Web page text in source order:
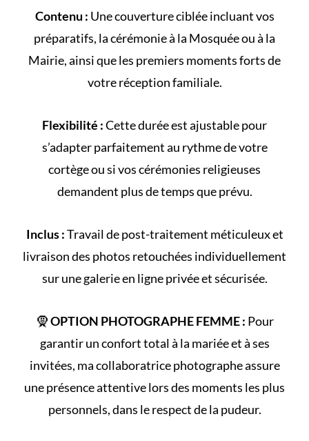
Contenu : Une couverture ciblée incluant vos
préparatifs, la cérémonie à la Mosquéeou à la
Mairie, ainsi que les premiers moments forts de
votreréception familiale.
Flexibilité :Cette durée est ajustable pour
s’adapter parfaitement au rythme de votre
cortègeou si vos cérémonies religieuses
demandent plus de temps que prévu.
Inclus :Travail de post-traitement méticuleux et
livraison des photos retouchées individuellement
sur une galerie en ligne privée et sécurisée.
🧕OPTION PHOTOGRAPHE FEMME : Pour
garantir un confort total à la mariée et à ses
invitées, ma collaboratrice photographe assure
une présence attentive lors des moments les plus
personnels, dans le respect de la pudeur.